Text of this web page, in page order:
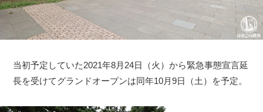
当初予定していた2021年8月24日（火）から緊急事態宣言延
長を受けてグランドオープンは同年10月9日（土）を予定。